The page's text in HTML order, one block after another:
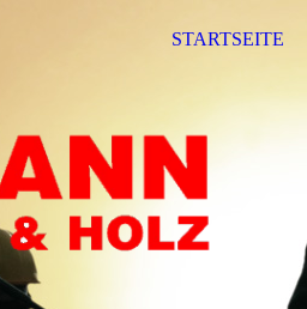
STARTSEITE